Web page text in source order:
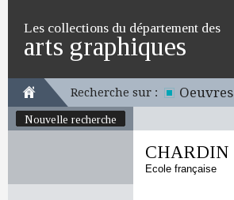
Les collections du département des
arts graphiques
Recherche sur : Oeuvres
Nouvelle recherche
CHARDIN
Ecole française